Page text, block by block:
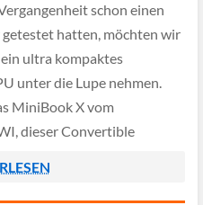
schon einen
hatten, möchten wir
ultra kompaktes
unter die Lupe nehmen.
MiniBook X vom
dieser Convertible